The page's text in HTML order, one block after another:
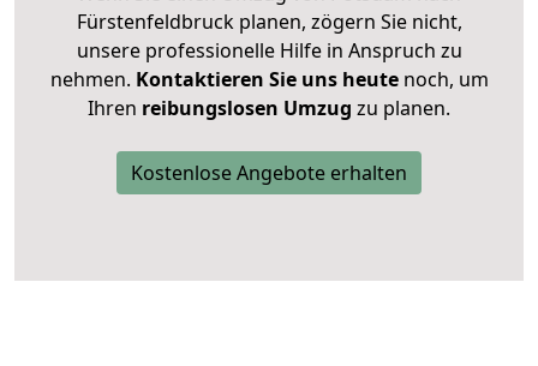
Fürstenfeldbruck planen, zögern Sie nicht,
unsere professionelle Hilfe in Anspruch zu
nehmen. Kontaktieren Sie uns heutenoch, um
Ihren reibungslosen Umzug zu planen.
Kostenlose Angebote erhalten